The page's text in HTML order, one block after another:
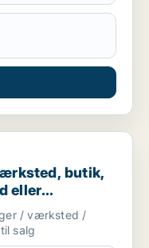
butik, restaurant,
butik,
eller
i Nørresundby
/ værksted /
salg